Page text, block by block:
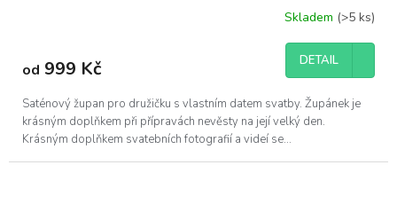
Skladem (>5 ks)
od 999 Kč DETAIL
Saténový župan pro družičku s vlastním datem svatby. Župánek je
krásným doplňkem při přípravách nevěsty na její velký den.
Krásným doplňkem svatebních fotografií a videí se...